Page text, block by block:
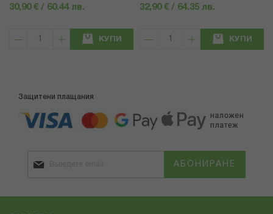
30,90 € / 60.44 лв.
КУПИ
32,90 € / 64.35 лв.
КУПИ
Защитени плащания
АБОНИРАНЕ